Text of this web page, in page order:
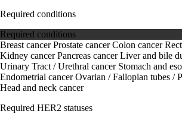
Required conditions
Required conditions
Breast cancerProstate cancerColon cancer
Kidney cancerPancreas cancerLiver and bile
Urinary Tract / Urethral cancer Stomach and
Endometrial cancerOvarian / Fallopian tubes /
Head and neck cancer
Required HER2 statuses